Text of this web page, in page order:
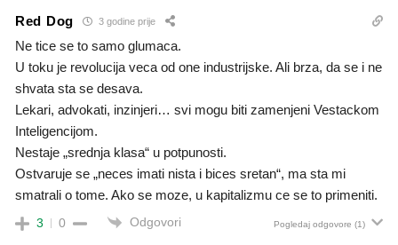
Red Dog 3 godine prije
Ne tice se to samo glumaca.
U toku je revolucija veca od one industrijske. Ali brza, da se i ne
shvata sta se desava.
Lekari, advokati, inzinjeri… svi mogu biti zamenjeni Vestackom
Inteligencijom.
Nestaje „srednja klasa“ u potpunosti.
Ostvaruje se „neces imati nista i bices sretan“, ma sta mi
smatrali o tome. Ako se moze, u kapitalizmu ce se to primeniti.
3 0 Odgovori Pogledaj odgovore (1)